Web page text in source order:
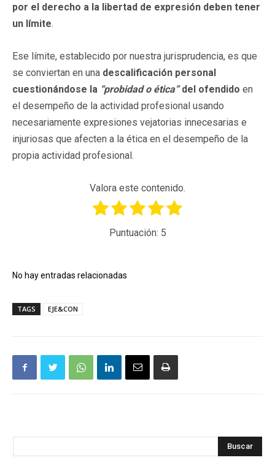
por el derecho a la libertad de expresión deben tener
un límite.
Ese límite, establecido por nuestra jurisprudencia, es que
se conviertan en una descalificación personal
cuestionándose la “probidad o ética”del ofendido en
el desempeño de la actividad profesional usando
necesariamente expresiones vejatorias innecesarias e
injuriosas que afecten a la ética en el desempeño de la
propia actividad profesional.
Valora este contenido.
Puntuación: 5
No hay entradas relacionadas
TAGS EJE&CON
Buscar